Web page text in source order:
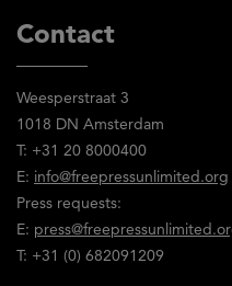
Contact
Weesperstraat 3
1018 DN Amsterdam
T: +31 20 8000400
E: info@freepressunlimited.org
Press requests:
E:
T: +31 (0) 682091209